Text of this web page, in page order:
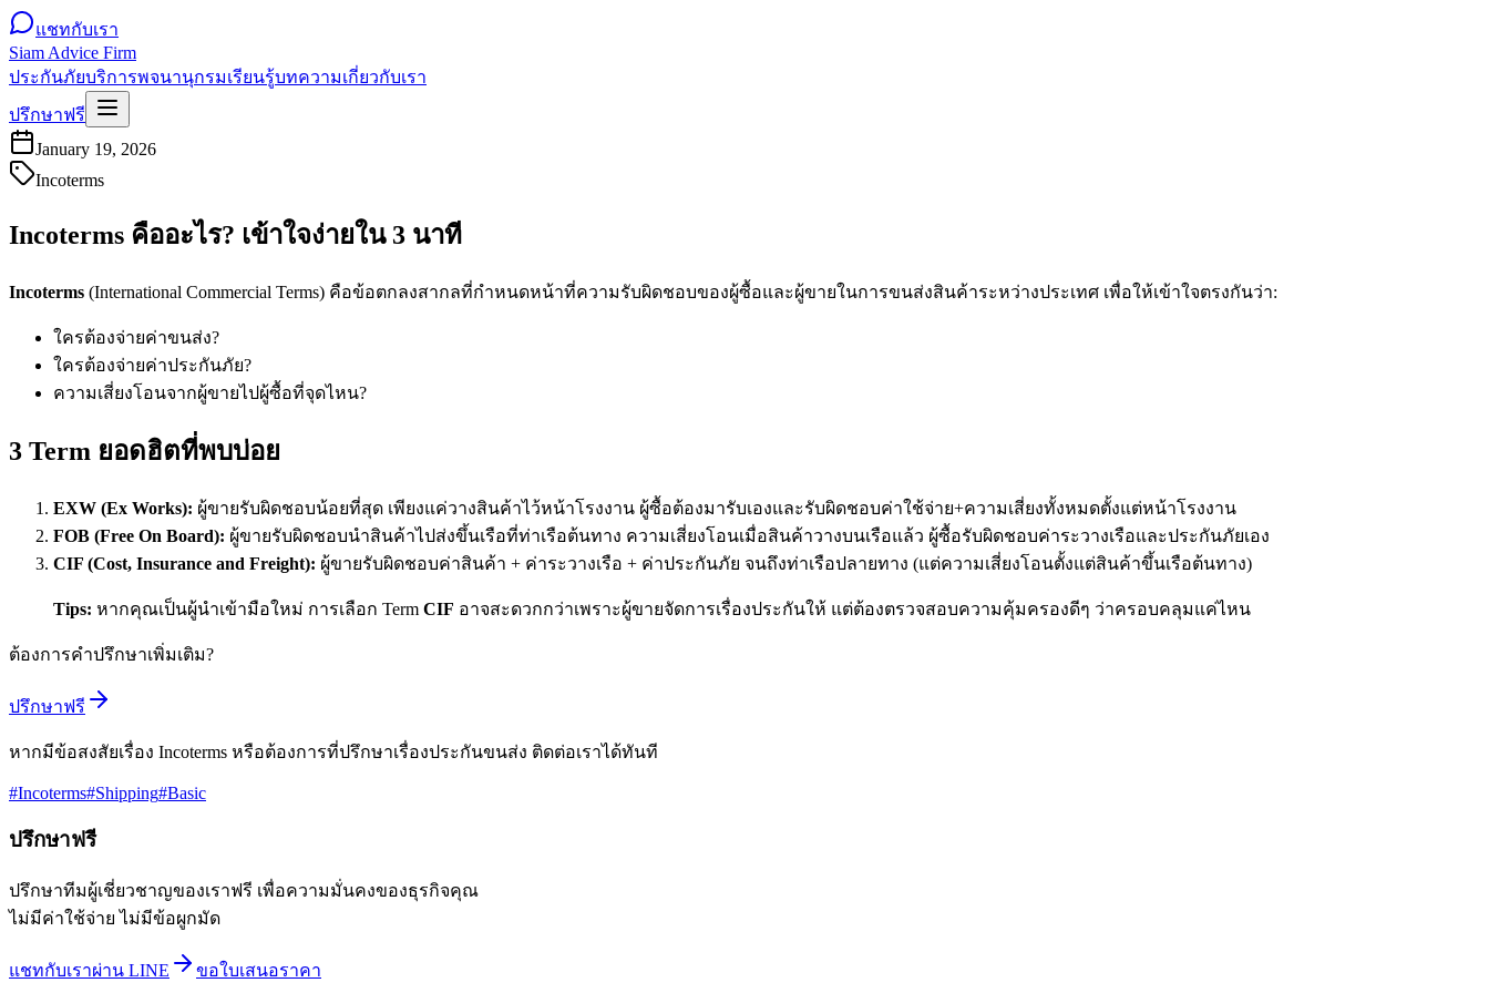
แชทกับเรา
Siam Advice Firm
ประกันภัยบริการพจนานุกรมเรียนรู้บทความเกี่ยวกับเรา
ปรึกษาฟรี
January 19, 2026
Incoterms
Incoterms คืออะไร? เข้าใจง่ายใน 3 นาที
Incoterms (International Commercial Terms) คือข้อตกลงสากลที่กำหนดหน้าที่ความรับผิดชอบของผู้ซื้อและผู้ขายในการขนส่งสินค้าระหว่างประเทศ เพื่อให้เข้าใจตรงกันว่า:
ใครต้องจ่ายค่าขนส่ง?
ใครต้องจ่ายค่าประกันภัย?
ความเสี่ยงโอนจากผู้ขายไปผู้ซื้อที่จุดไหน?
3 Term ยอดฮิตที่พบบ่อย
EXW (Ex Works): ผู้ขายรับผิดชอบน้อยที่สุด เพียงแค่วางสินค้าไว้หน้าโรงงาน ผู้ซื้อต้องมารับเองและรับผิดชอบค่าใช้จ่าย+ความเสี่ยงทั้งหมดตั้งแต่หน้าโรงงาน
FOB (Free On Board): ผู้ขายรับผิดชอบนำสินค้าไปส่งขึ้นเรือที่ท่าเรือต้นทาง ความเสี่ยงโอนเมื่อสินค้าวางบนเรือแล้ว ผู้ซื้อรับผิดชอบค่าระวางเรือและประกันภัยเอง
CIF (Cost, Insurance and Freight): ผู้ขายรับผิดชอบค่าสินค้า + ค่าระวางเรือ + ค่าประกันภัย จนถึงท่าเรือปลายทาง (แต่ความเสี่ยงโอนตั้งแต่สินค้าขึ้นเรือต้นทาง)
Tips: หากคุณเป็นผู้นำเข้ามือใหม่ การเลือก Term CIF อาจสะดวกกว่าเพราะผู้ขายจัดการเรื่องประกันให้ แต่ต้องตรวจสอบความคุ้มครองดีๆ ว่าครอบคลุมแค่ไหน
ต้องการคำปรึกษาเพิ่มเติม?
ปรึกษาฟรี
หากมีข้อสงสัยเรื่อง Incoterms หรือต้องการที่ปรึกษาเรื่องประกันขนส่ง ติดต่อเราได้ทันที
#Incoterms#Shipping#Basic
ปรึกษาฟรี
ปรึกษาทีมผู้เชี่ยวชาญของเราฟรี เพื่อความมั่นคงของธุรกิจคุณ
ไม่มีค่าใช้จ่าย ไม่มีข้อผูกมัด
แชทกับเราผ่าน LINE ขอใบเสนอราคา